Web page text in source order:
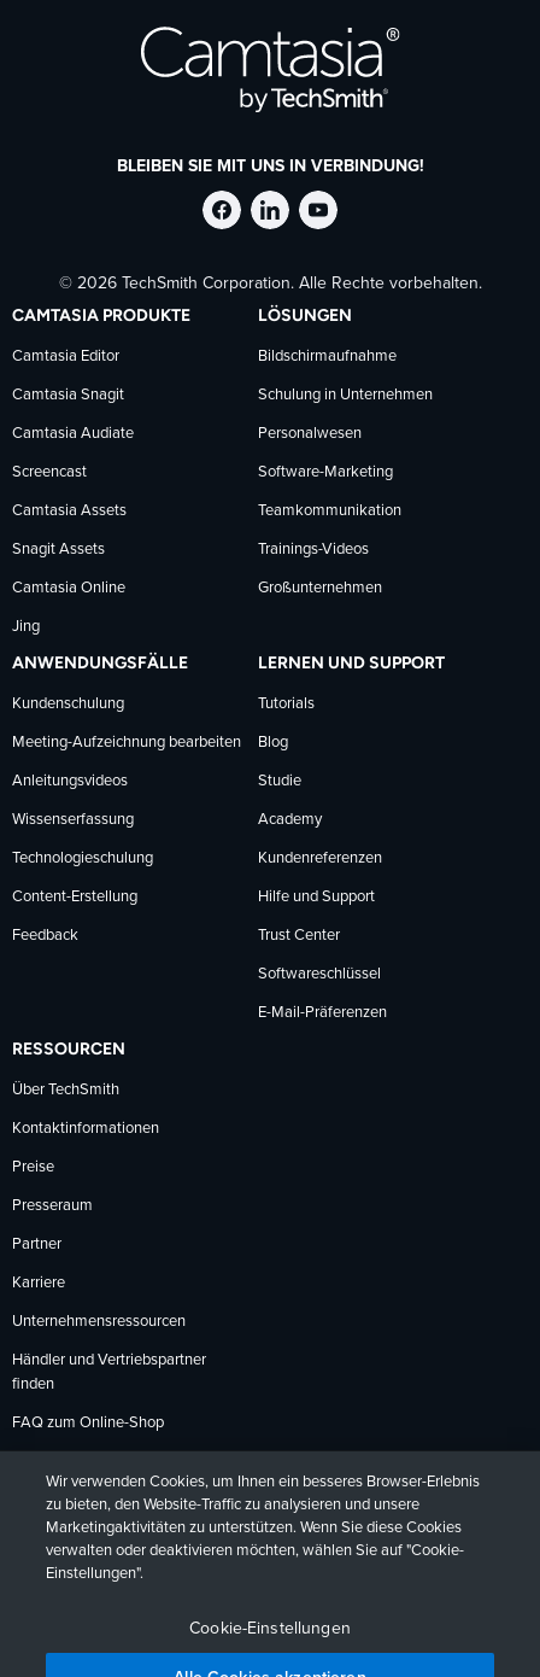
BLEIBEN SIE MIT UNS IN VERBINDUNG!
TechSmith
auf
Facebook
folgen
TechSmith
auf
LinkedIn
folgen
TechSmith
auf
YouTube
folgen
© 2026 TechSmith Corporation. Alle Rechte vorbehalten.
CAMTASIA PRODUKTE
Camtasia Editor
Camtasia Snagit
Camtasia Audiate
Screencast
Camtasia Assets
Snagit Assets
Camtasia Online
Jing
LÖSUNGEN
Bildschirmaufnahme
Schulung in Unternehmen
Personalwesen
Software-Marketing
Teamkommunikation
Trainings-Videos
Großunternehmen
ANWENDUNGSFÄLLE
Kundenschulung
Meeting-Aufzeichnung bearbeiten
Anleitungsvideos
Wissenserfassung
Technologieschulung
Content-Erstellung
Feedback
LERNEN UND SUPPORT
Tutorials
Blog
Studie
Academy
Kundenreferenzen
Hilfe und Support
Trust Center
Softwareschlüssel
E-Mail-Präferenzen
RESSOURCEN
Über TechSmith
Kontaktinformationen
Preise
Presseraum
Partner
Karriere
Unternehmensressourcen
Händler und Vertriebspartner
finden
FAQ zum Online-Shop
Rückgabebedingungen
DeutschFrançaisEspañol日本語
Wir verwenden Cookies, um Ihnen ein besseres Browser-Erlebnis
zu bieten, den Website-Traffic zu analysieren und unsere
Marketingaktivitäten zu unterstützen. Wenn Sie diese Cookies
verwalten oder deaktivieren möchten, wählen Sie auf "Cookie-
Einstellungen".
Cookie-Einstellungen